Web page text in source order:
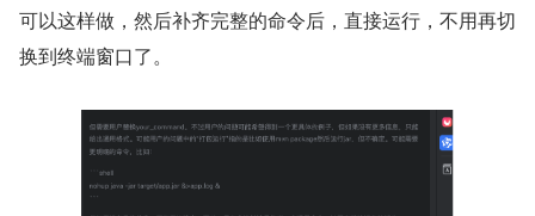
可以这样做，然后补齐完整的命令后，直接运行，不用再切
换到终端窗口了。